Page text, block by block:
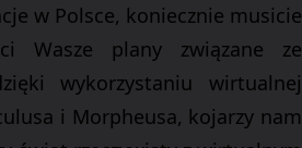
w Polsce, koniecznie musicie
Wasze plany związane ze
wykorzystaniu wirtualnej
i Morpheusa, kojarzy nam